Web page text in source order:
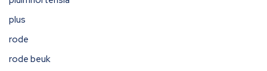
plus
rode
rode beuk